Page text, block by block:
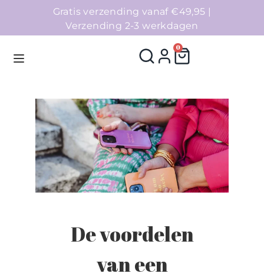
Gratis verzending vanaf €49,95 |
Verzending 2-3 werkdagen
0
Homepage
Telefoonhoesjes
Accessoires
De voordelen
van een